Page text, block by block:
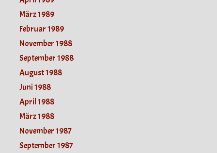
März 1989
Februar 1989
November 1988
September 1988
August 1988
Juni 1988
April 1988
März 1988
November 1987
September 1987